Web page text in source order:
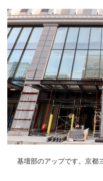
基壇部のアップです。京都